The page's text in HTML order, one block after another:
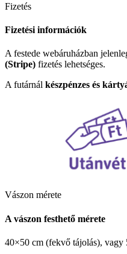
Fizetés
Fizetési információk
A festede webáruházban
(Stripe) fizetés lehetséges.
A futárnál készpénzes és
Vászon mérete
A vászon festhető mérete
40×50 cm (fekvő tájolás), vagy